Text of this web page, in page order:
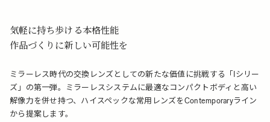
気軽に持ち歩ける本格性能
作品づくりに新しい可能性を
ミラーレス時代の交換レンズとしての新たな価値に挑戦する「Iシリー
ズ」の第一弾。ミラーレスシステムに最適なコンパクトボディと高い
解像力を併せ持つ、ハイスペックな常用レンズをContemporaryライン
から提案します。